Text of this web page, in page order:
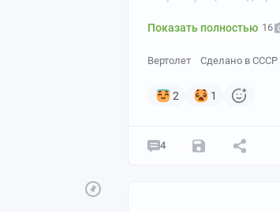
Показать полностью 16
Вертолет Сделано в СССР
2 1
4